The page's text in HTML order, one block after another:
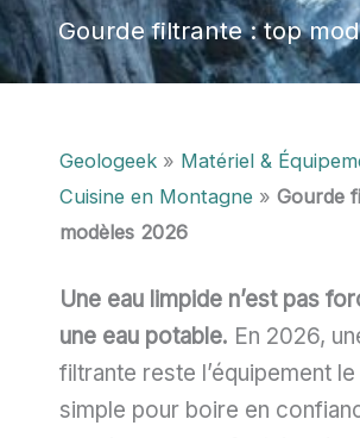
Gourde filtrante : top
Geologeek » Matériel &
Cuisine en Montagne » Gourde
modèles 2026
Une eau limpide n’est pas
une eau potable. En 2026,
filtrante reste l’équipement le
simple pour boire en